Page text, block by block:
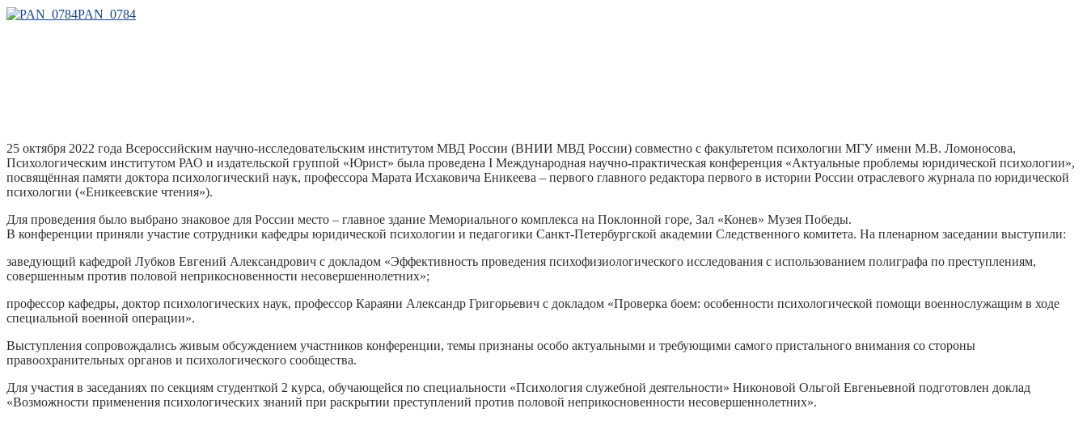
PAN_0784
25 октября 2022 года Всероссийским научно-исследовательским институтом МВД России (ВНИИ МВД России) совместно с факультетом психологии МГУ имени М.В. Ломоносова,
Психологическим институтом РАО и издательской группой «Юрист» была проведена I Международная научно-практическая конференция «Актуальные проблемы юридической психологии»,
посвящённая памяти доктора психологический наук, профессора Марата Исхаковича Еникеева – первого главного редактора первого в истории России отраслевого журнала по юридической
психологии («Еникеевские чтения»).
Для проведения было выбрано знаковое для России место – главное здание Мемориального комплекса на Поклонной горе, Зал «Конев» Музея Победы.
В конференции приняли участие сотрудники кафедры юридической психологии и педагогики Санкт-Петербургской академии Следственного комитета. На пленарном заседании выступили:
заведующий кафедрой Лубков Евгений Александрович с докладом «Эффективность проведения психофизиологического исследования с использованием полиграфа по преступлениям,
совершенным против половой неприкосновенности несовершеннолетних»;
профессор кафедры, доктор психологических наук, профессор Караяни Александр Григорьевич с докладом «Проверка боем: особенности психологической помощи военнослужащим в ходе
специальной военной операции».
Выступления сопровождались живым обсуждением участников конференции, темы признаны особо актуальными и требующими самого пристального внимания со стороны
правоохранительных органов и психологического сообщества.
Для участия в заседаниях по секциям студенткой 2 курса, обучающейся по специальности «Психология служебной деятельности» Никоновой Ольгой Евгеньевной подготовлен доклад
«Возможности применения психологических знаний при раскрытии преступлений против половой неприкосновенности несовершеннолетних».